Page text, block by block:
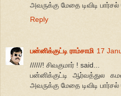
அவருக்கு மேதை டிவிடி பார்சல்
Reply
பன்னிக்குட்டி ராம்சாமி 17
//////! சிவகுமார் ! said...
பன்னிக்குட்டி ஆர்வத்துல
அவருக்கு மேதை டிவிடி பார்சல்